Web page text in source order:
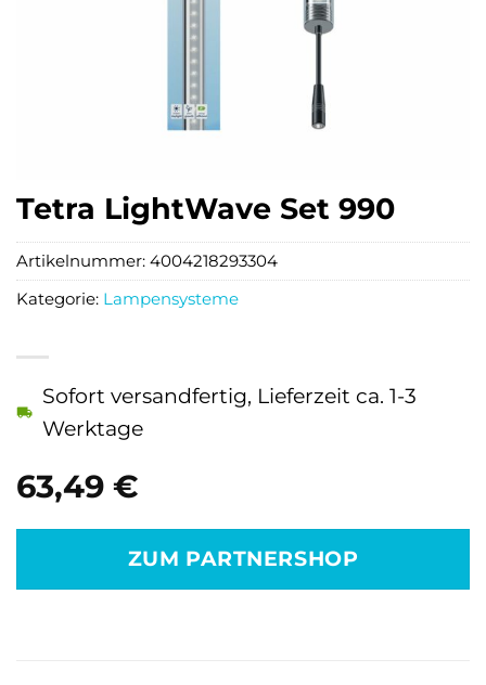
Tetra LightWave Set 990
63,49 €
Sofort versandfertig, Lieferzeit ca. 1-3
Werktage
ZUM PARTNERSHOP
Artikelnummer: 4004218293304
Kategorie: Lampensysteme